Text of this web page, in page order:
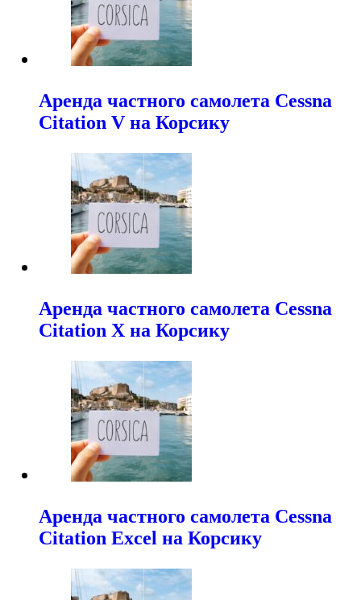
Аренда частного самолета Cessna
Citation V на Корсику
Аренда частного самолета Cessna
Citation X на Корсику
Аренда частного самолета Cessna
Citation Excel на Корсику